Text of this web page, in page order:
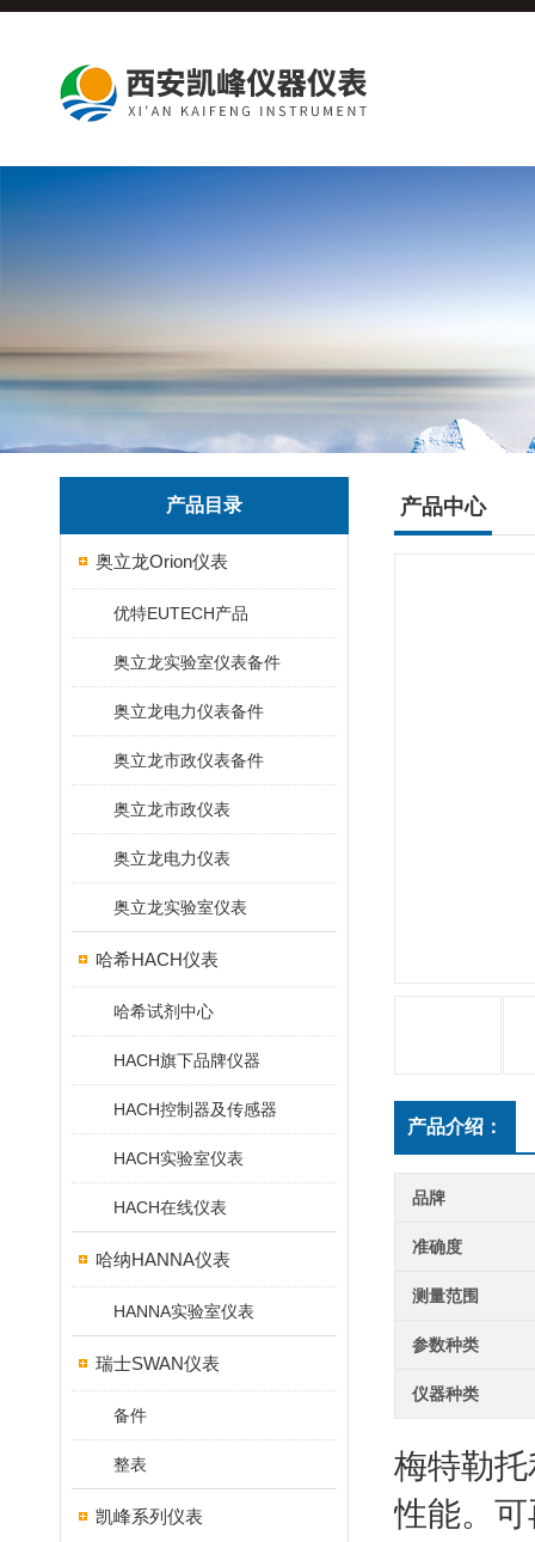
产品目录
奥立龙Orion仪表
优特EUTECH产品
奥立龙实验室仪表备件
奥立龙电力仪表备件
奥立龙市政仪表备件
奥立龙市政仪表
奥立龙电力仪表
奥立龙实验室仪表
哈希HACH仪表
哈希试剂中心
HACH旗下品牌仪器
HACH控制器及传感器
HACH实验室仪表
HACH在线仪表
哈纳HANNA仪表
HANNA实验室仪表
瑞士SWAN仪表
备件
整表
凯峰系列仪表
产品中心
产品介绍：
品牌
准确度
测量范围
参数种类
仪器种类
梅特勒
性能。